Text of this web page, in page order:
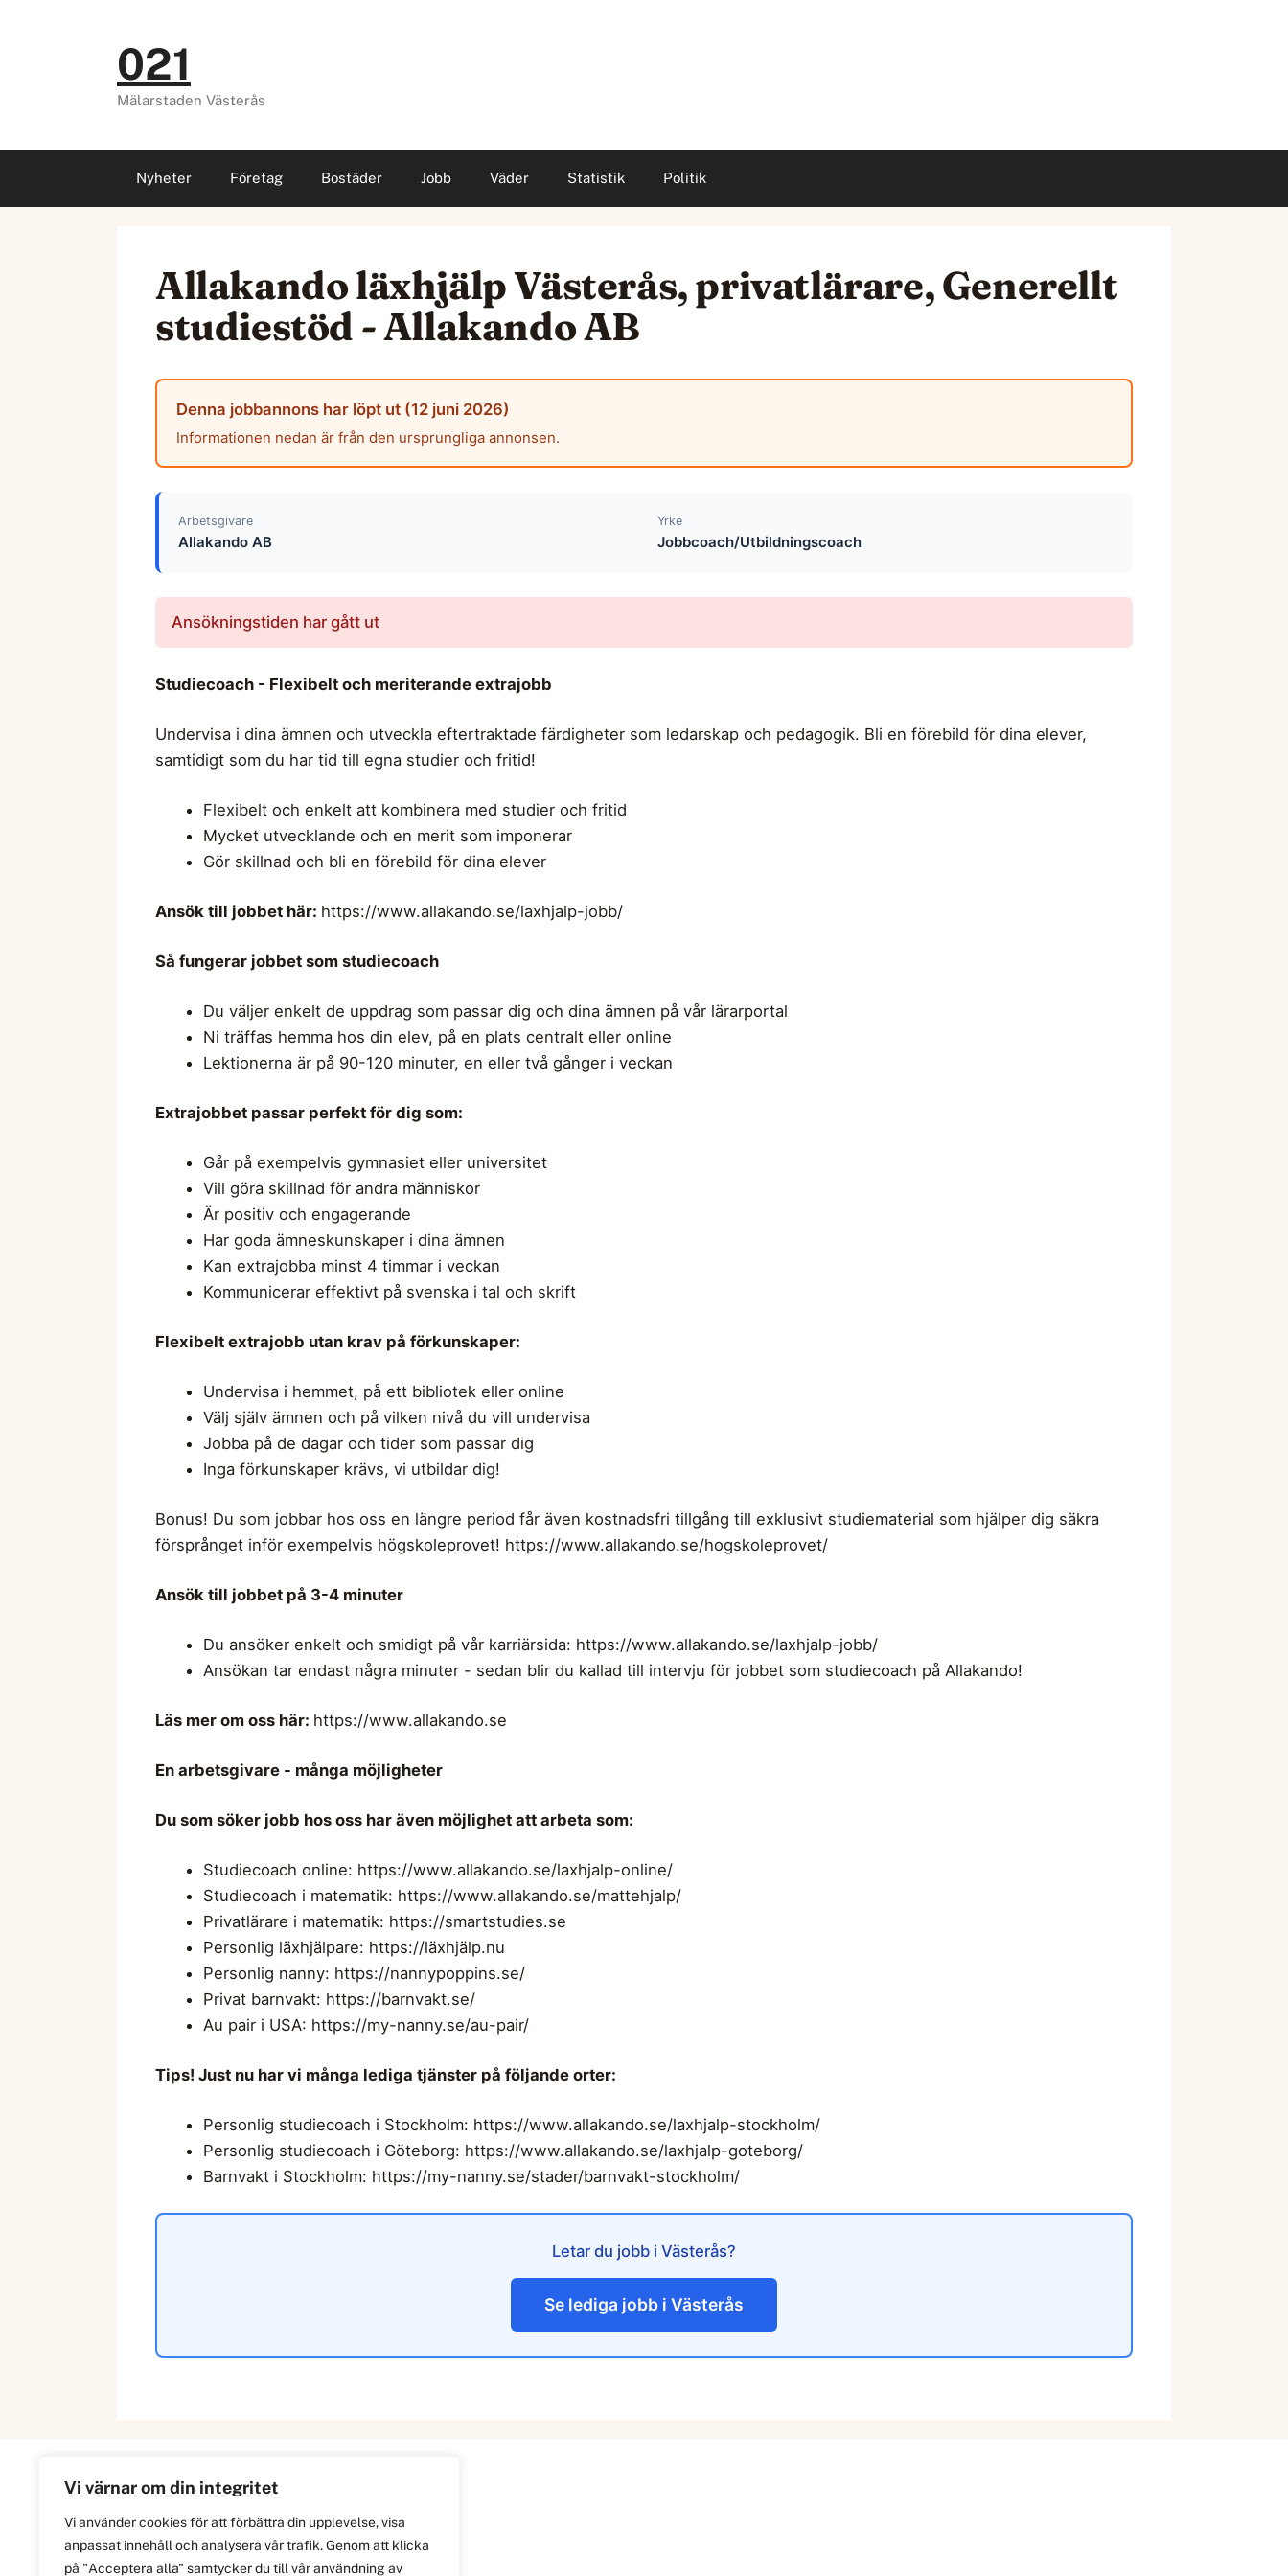
Vi värnar om din integritet
Vi använder cookies för att förbättra din upplevelse, visa
anpassat innehåll och analysera vår trafik. Genom att klicka
på "Acceptera alla" samtycker du till vår användning av
021
Mälarstaden Västerås
Nyheter Företag Bostäder Jobb Väder Statistik Politik
Allakando läxhjälp Västerås, privatlärare, Generellt
studiestöd - Allakando AB
Denna jobbannons har löpt ut (12 juni 2026)
Informationen nedan är från den ursprungliga annonsen.
Arbetsgivare
Allakando AB
Yrke
Jobbcoach/Utbildningscoach
Ansökningstiden har gått ut
Studiecoach - Flexibelt och meriterande extrajobb
Undervisa i dina ämnen och utveckla eftertraktade färdigheter som ledarskap och pedagogik. Bli en förebild för dina elever,
samtidigt som du har tid till egna studier och fritid!
Flexibelt och enkelt att kombinera med studier och fritid
Mycket utvecklande och en merit som imponerar
Gör skillnad och bli en förebild för dina elever
Ansök till jobbet här: https://www.allakando.se/laxhjalp-jobb/
Så fungerar jobbet som studiecoach
Du väljer enkelt de uppdrag som passar dig och dina ämnen på vår lärarportal
Ni träffas hemma hos din elev, på en plats centralt eller online
Lektionerna är på 90-120 minuter, en eller två gånger i veckan
Extrajobbet passar perfekt för dig som:
Går på exempelvis gymnasiet eller universitet
Vill göra skillnad för andra människor
Är positiv och engagerande
Har goda ämneskunskaper i dina ämnen
Kan extrajobba minst 4 timmar i veckan
Kommunicerar effektivt på svenska i tal och skrift
Flexibelt extrajobb utan krav på förkunskaper:
Undervisa i hemmet, på ett bibliotek eller online
Välj själv ämnen och på vilken nivå du vill undervisa
Jobba på de dagar och tider som passar dig
Inga förkunskaper krävs, vi utbildar dig!
Bonus! Du som jobbar hos oss en längre period får även kostnadsfri tillgång till exklusivt studiematerial som hjälper dig säkra
försprånget inför exempelvis högskoleprovet! https://www.allakando.se/hogskoleprovet/
Ansök till jobbet på 3-4 minuter
Du ansöker enkelt och smidigt på vår karriärsida: https://www.allakando.se/laxhjalp-jobb/
Ansökan tar endast några minuter - sedan blir du kallad till intervju för jobbet som studiecoach på Allakando!
Läs mer om oss här: https://www.allakando.se
En arbetsgivare - många möjligheter
Du som söker jobb hos oss har även möjlighet att arbeta som:
Studiecoach online: https://www.allakando.se/laxhjalp-online/
Studiecoach i matematik: https://www.allakando.se/mattehjalp/
Privatlärare i matematik: https://smartstudies.se
Personlig läxhjälpare: https://läxhjälp.nu
Personlig nanny: https://nannypoppins.se/
Privat barnvakt: https://barnvakt.se/
Au pair i USA: https://my-nanny.se/au-pair/
Tips! Just nu har vi många lediga tjänster på följande orter:
Personlig studiecoach i Stockholm: https://www.allakando.se/laxhjalp-stockholm/
Personlig studiecoach i Göteborg: https://www.allakando.se/laxhjalp-goteborg/
Barnvakt i Stockholm: https://my-nanny.se/stader/barnvakt-stockholm/
Letar du jobb i Västerås?
Se lediga jobb i Västerås
Information
Om